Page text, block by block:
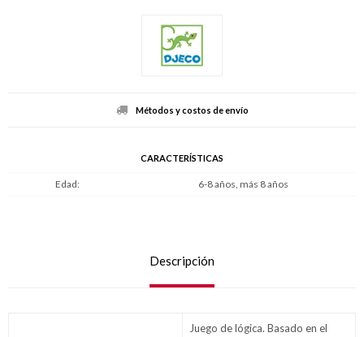
Métodos y costos de envío
CARACTERÍSTICAS
Edad 6-8 años, más 8 años
Descripción
Juego de lógica. Basado en el